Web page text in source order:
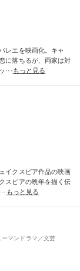
レエを映画化。キャ
に落ちるが、両家は対
··· もっと見る
イクスピア作品の映画
スピアの晩年を描く伝
もっと見る
マンドラマ／文芸